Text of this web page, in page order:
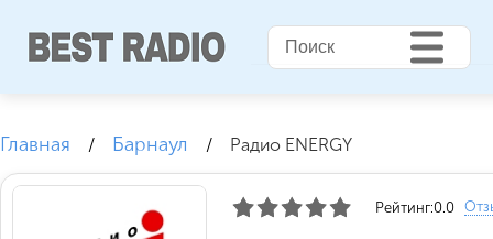
Главная / Барнаул / Радио ENERGY
Рейтинг:0.0